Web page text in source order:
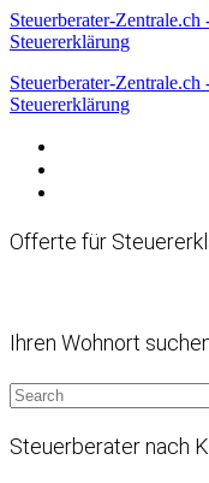
Steuerberater-
Steuererklärung
Steuerberater-
Steuererklärung
Offerte für
Ihren Wohnort
Steuerberater nach